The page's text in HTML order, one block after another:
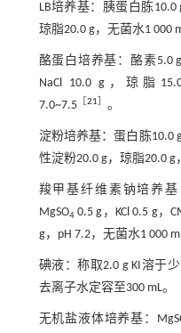
LB培养基：胰蛋白胨10.0
琼脂20.0 g，无菌水1 000
酪蛋白培养基：酪素5.0
NaCl 10.0 g，琼脂
7.0~7.5
21 。
淀粉培养基：蛋白胨10.0
性淀粉20.0 g，琼脂20.0 g
羧甲基纤维素钠培养基
MgSO40.5 g，KCl 0.5 g，
g，pH 7.2，无菌水1 000
碘液：称取2.0 g KI溶于
去离子水定容至300 mL。
无机盐液体培养基：